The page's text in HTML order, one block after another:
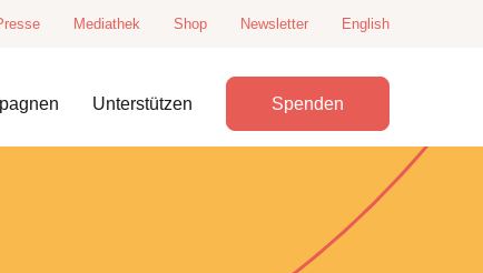
Mediathek Shop Newsletter English
Unterstützen Spenden